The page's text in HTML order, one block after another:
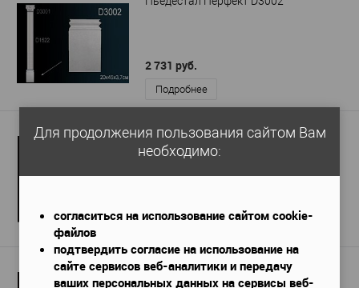
2 731 руб.
Подробнее
Пьедестал Европласт 1.21.008
Габариты (ДхШхВ)
Пьедестал Европласт 1.22.050
Для продолжения пользования сайтом Вам
необходимо:
согласиться на использование сайтом cookie-
файлов
подтвердить согласие на использование на
сайте сервисов веб-аналитики и передачу
ваших персональных данных на сервисы веб-